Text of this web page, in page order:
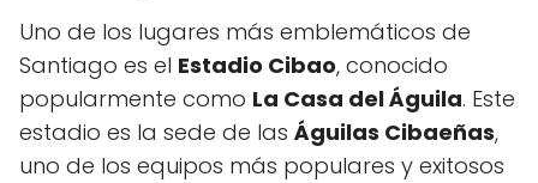
Uno de los lugares más emblemáticos de
Santiago es el Estadio Cibao, conocido
popularmente como La Casa del Águila. Este
estadio es la sede de las Águilas Cibaeñas,
uno de los equipos más populares y exitosos